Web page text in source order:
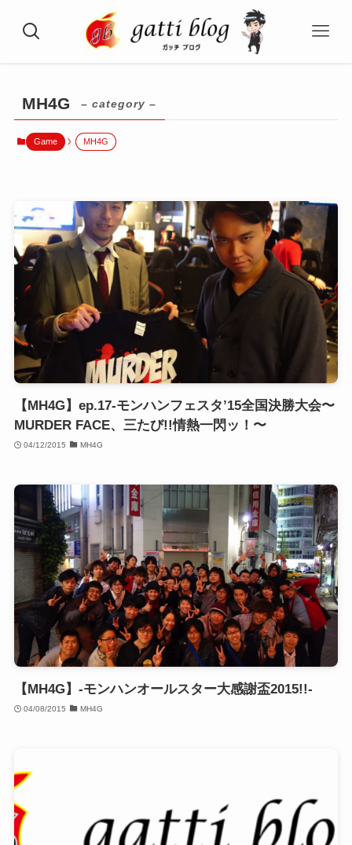
MH4G – category –
Game MH4G
【MH4G】ep.17-モンハンフェスタ’15全国決勝大会〜
MURDER FACE、三たび!!情熱一閃ッ！〜
04/12/2015 MH4G
【MH4G】-モンハンオールスター大感謝盃2015!!-
04/08/2015 MH4G